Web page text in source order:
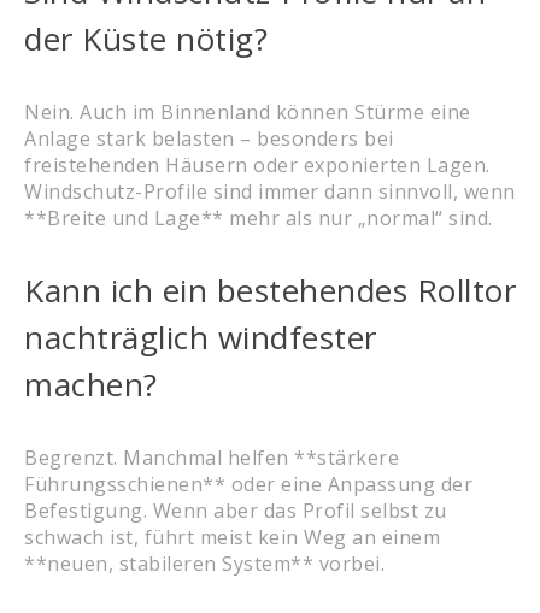
der Küste nötig?
Nein. Auch im Binnenland können Stürme eine
Anlage stark belasten – besonders bei
freistehenden Häusern oder exponierten Lagen.
Windschutz-Profile sind immer dann sinnvoll, wenn
**Breite und Lage** mehr als nur „normal“ sind.
Kann ich ein bestehendes Rolltor
nachträglich windfester
machen?
Begrenzt. Manchmal helfen **stärkere
Führungsschienen** oder eine Anpassung der
Befestigung. Wenn aber das Profil selbst zu
schwach ist, führt meist kein Weg an einem
**neuen, stabileren System** vorbei.